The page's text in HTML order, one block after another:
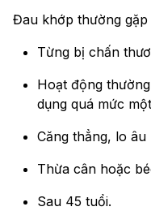
Đau khớp thường gặp
Từng bị chấn
Hoạt động
dụng quá mức
Căng thẳng, lo
Thừa cân hoặc
Sau 45 tuổi.